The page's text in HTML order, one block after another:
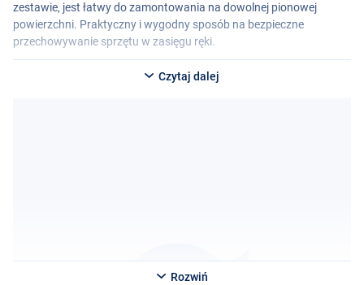
zestawie, jest łatwy do zamontowania na dowolnej pionowej
powierzchni. Praktyczny i wygodny sposób na bezpieczne
przechowywanie sprzętu w zasięgu ręki.
Czytaj dalej
Rozwiń